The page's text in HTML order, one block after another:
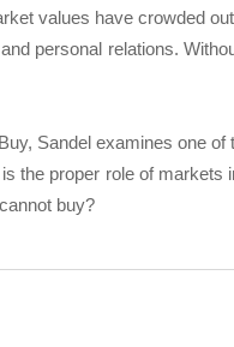
values have crowded
personal relations.
Sandel examines one
the proper role of
buy?